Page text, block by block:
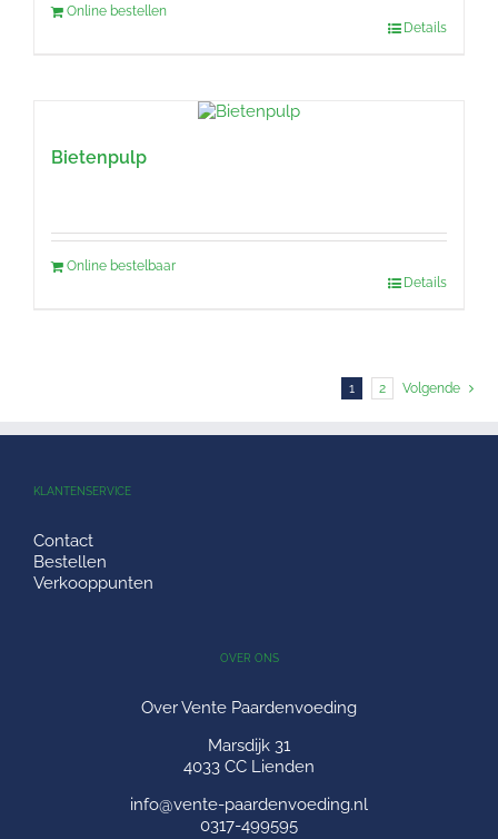
Online bestellen
Details
Bietenpulp
Online bestelbaar
Details
1 2 Volgende
KLANTENSERVICE
Contact
Bestellen
Verkooppunten
OVER ONS
Over Vente Paardenvoeding
Marsdijk 31
4033 CC Lienden
info@vente-paardenvoeding.nl
0317-499595